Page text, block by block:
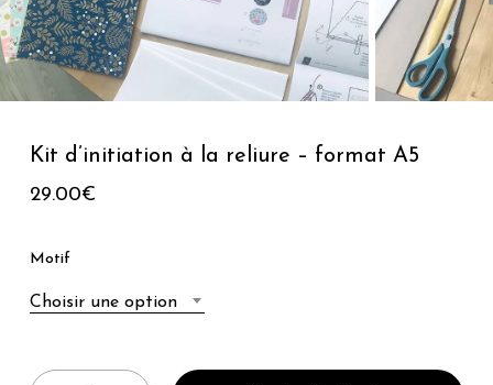
Kit d’initiation à la reliure – format A5
29.00€
Motif
Choisir une option